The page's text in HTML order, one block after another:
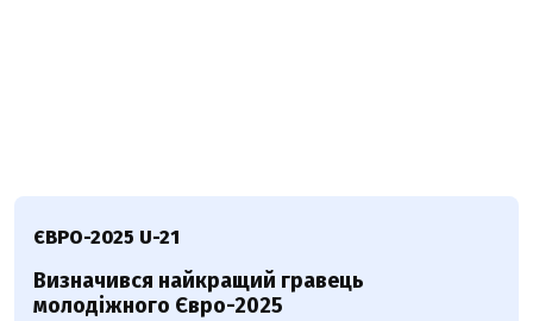
ЄВРО-2025 U-21
Визначився найкращий гравець
молодіжного Євро-2025